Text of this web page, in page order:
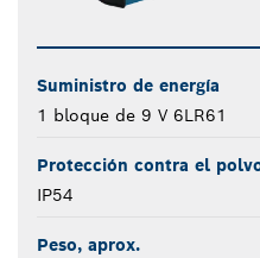
Suministro de energía
1 bloque de 9 V 6LR61
Protección contra el
IP54
Peso, aprox.